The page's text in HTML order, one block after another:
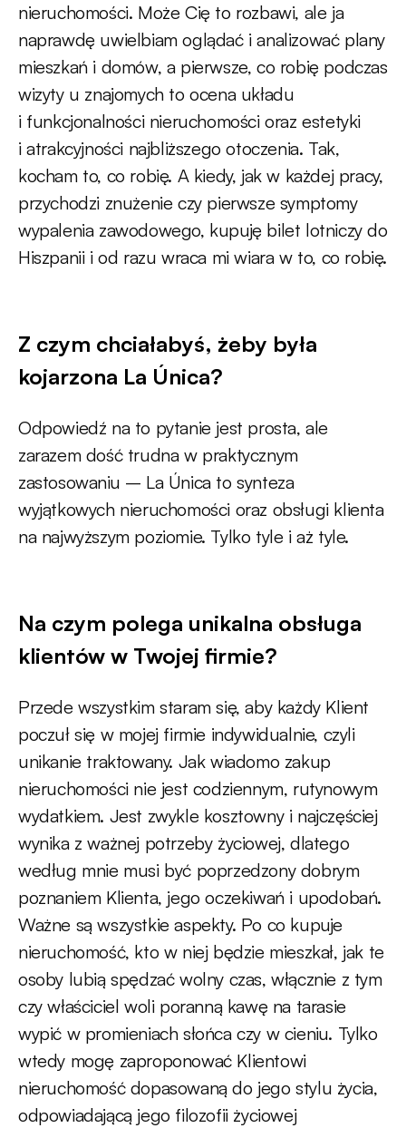
nieruchomości. Może Cię to rozbawi, ale ja
naprawdę uwielbiam oglądać i analizować plany
mieszkań i domów, a pierwsze, co robię podczas
wizyty u znajomych to ocena układu
i funkcjonalności nieruchomości oraz estetyki
i atrakcyjności najbliższego otoczenia. Tak,
kocham to, co robię. A kiedy, jak w każdej pracy,
przychodzi znużenie czy pierwsze symptomy
wypalenia zawodowego, kupuję bilet lotniczy do
Hiszpanii i od razu wraca mi wiara w to, co robię.
Z czym chciałabyś, żeby była
kojarzona La Única?
Odpowiedź na to pytanie jest prosta, ale
zarazem dość trudna w praktycznym
zastosowaniu – La Única to synteza
wyjątkowych nieruchomości oraz obsługi klienta
na najwyższym poziomie. Tylko tyle i aż tyle.
Na czym polega unikalna obsługa
klientów w Twojej firmie?
Przede wszystkim staram się, aby każdy Klient
poczuł się w mojej firmie indywidualnie, czyli
unikanie traktowany. Jak wiadomo zakup
nieruchomości nie jest codziennym, rutynowym
wydatkiem. Jest zwykle kosztowny i najczęściej
wynika z ważnej potrzeby życiowej, dlatego
według mnie musi być poprzedzony dobrym
poznaniem Klienta, jego oczekiwań i upodobań.
Ważne są wszystkie aspekty. Po co kupuje
nieruchomość, kto w niej będzie mieszkał, jak te
osoby lubią spędzać wolny czas, włącznie z tym
czy właściciel woli poranną kawę na tarasie
wypić w promieniach słońca czy w cieniu. Tylko
wtedy mogę zaproponować Klientowi
nieruchomość dopasowaną do jego stylu życia,
odpowiadającą jego filozofii życiowej